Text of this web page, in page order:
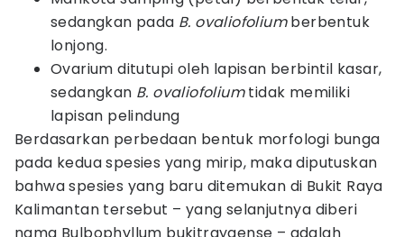
sedangkan pada B. ovaliofoliumberbentuk
lonjong.
Ovarium ditutupi oleh lapisan berbintil kasar,
sedangkan B. ovaliofoliumtidak memiliki
lapisan pelindung
Berdasarkan perbedaan bentuk morfologi bunga
pada kedua spesies yang mirip, maka diputuskan
bahwa spesies yang baru ditemukan di Bukit Raya
Kalimantan tersebut – yang selanjutnya diberi